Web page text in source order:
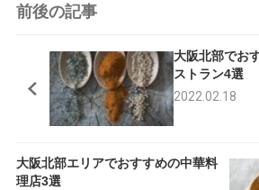
e
b
前後の記事
大阪北部でお
ストラン4選
2022.02.18
大阪北部エリアでおすすめの中華料
理店3選